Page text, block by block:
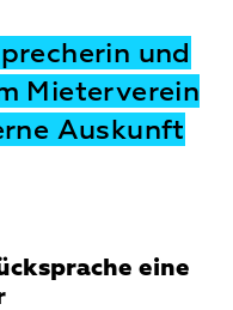
und
Mieterverein
Auskunft
eine